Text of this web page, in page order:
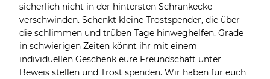
sicherlich nicht in der hintersten Schrankecke
verschwinden. Schenkt kleine Trostspender, die über
die schlimmen und trüben Tage hinweghelfen. Grade
in schwierigen Zeiten könnt ihr mit einem
individuellen Geschenk eure Freundschaft unter
Beweis stellen und Trost spenden. Wir haben für euch